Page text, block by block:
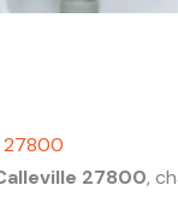
27800
27800,